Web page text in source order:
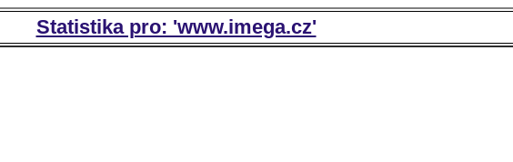
Statistika pro: 'www.imega.cz'